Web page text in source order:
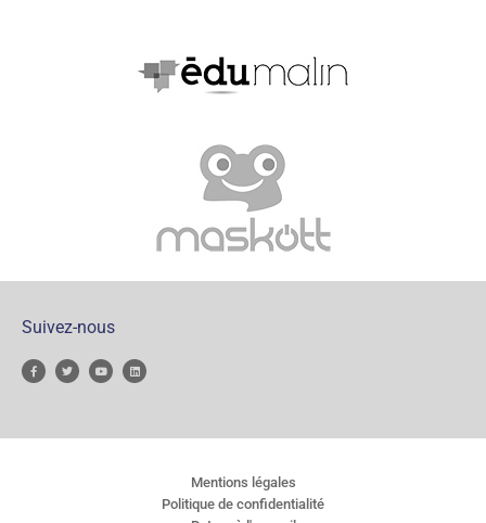
Suivez-nous
Mentions légales
Politique de confidentialité